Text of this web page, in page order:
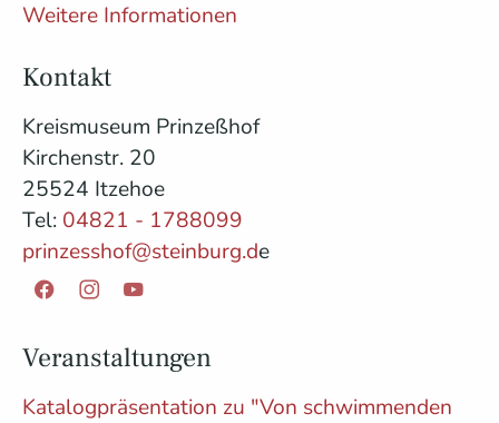
Weitere Informationen
Kontakt
Kreismuseum Prinzeßhof
Kirchenstr. 20
25524 Itzehoe
Tel: 04821 - 1788099
prinzesshof@steinburg.de
Facebook
Instagram
YouTube
Veranstaltungen
Katalogpräsentation zu "Von schwimmenden